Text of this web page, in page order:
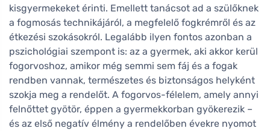
kisgyermekeket érinti. Emellett tanácsot ad a szülőknek
a fogmosás technikájáról, a megfelelő fogkrémről és az
étkezési szokásokról. Legalább ilyen fontos azonban a
pszichológiai szempont is: az a gyermek, aki akkor kerül
fogorvoshoz, amikor még semmi sem fáj és a fogak
rendben vannak, természetes és biztonságos helyként
szokja meg a rendelőt. A fogorvos-félelem, amely annyi
felnőttet gyötör, éppen a gyermekkorban gyökerezik –
és az első negatív élmény a rendelőben évekre nyomot